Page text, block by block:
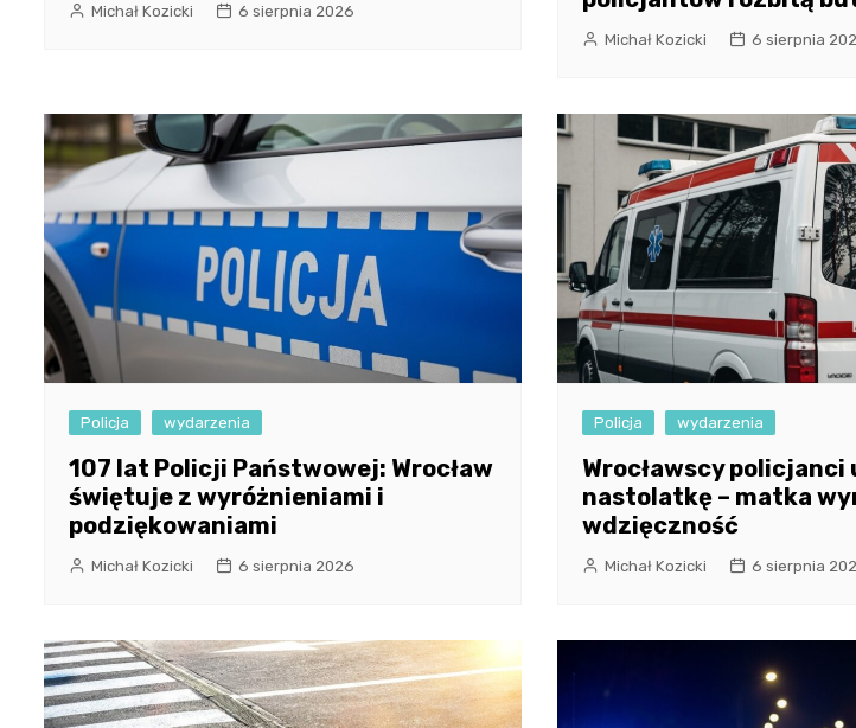
Michał Kozicki 6 sierpnia 2026
Michał Kozicki 6 sierpnia
Policja wydarzenia
107 lat Policji Państwowej: Wrocław
świętuje z wyróżnieniami i
podziękowaniami
Michał Kozicki 6 sierpnia 2026
Policja wydarzenia
Wrocławscy
nastolatkę – matka
wdzięczność
Michał Kozicki 6 sierpnia